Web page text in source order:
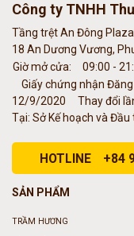
Công ty TNHH
Tầng trệt An Đông Plaza
18 An Dương Vương,
Giờ mở cửa:
09:00 -
Giấy chứng nhận
12/9/2020
Thay đổi
Tại: Sở Kế hoạch và
HOTLINE +84
SẢN PHẨM
TRẦM HƯƠNG